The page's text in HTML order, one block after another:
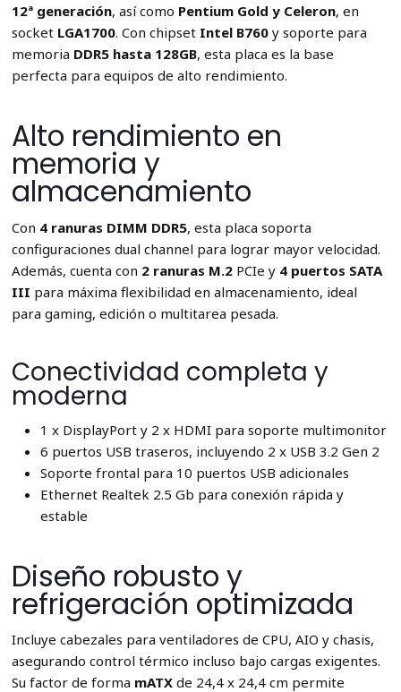
12ª generación, así como Pentium Gold y Celeron, en
socket LGA1700. Con chipset Intel B760y soporte para
memoria DDR5 hasta 128GB, esta placa es la base
perfecta para equipos de alto rendimiento.
Alto rendimiento en
memoria y
almacenamiento
Con 4 ranuras DIMM DDR5, esta placa soporta
configuraciones dual channel para lograr mayor velocidad.
Además, cuenta con 2 ranuras M.2PCIe y 4 puertos SATA
III para máxima flexibilidad en almacenamiento, ideal
para gaming, edición o multitarea pesada.
Conectividad completa y
moderna
1 x DisplayPort y 2 x HDMI para soporte multimonitor
6 puertos USB traseros, incluyendo 2 x USB 3.2 Gen 2
Soporte frontal para 10 puertos USB adicionales
Ethernet Realtek 2.5 Gb para conexión rápida y
estable
Diseño robusto y
refrigeración optimizada
Incluye cabezales para ventiladores de CPU, AIO y chasis,
asegurando control térmico incluso bajo cargas exigentes.
Su factor de forma mATXde 24,4 x 24,4 cm permite